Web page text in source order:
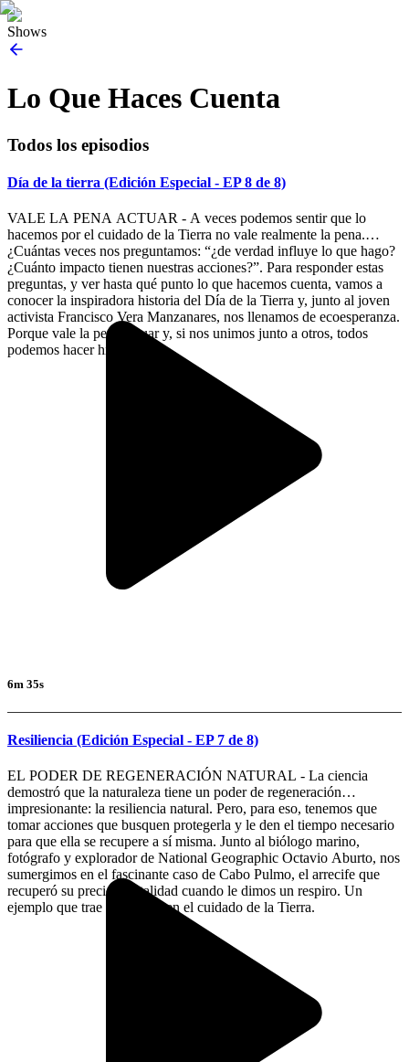
Shows
Lo Que Haces Cuenta
Todos los episodios
Día de la tierra (Edición Especial - EP 8 de 8)
VALE LA PENA ACTUAR - A veces podemos sentir que lo
hacemos por el cuidado de la Tierra no vale realmente la pena.
¿Cuántas veces nos preguntamos: “¿de verdad influye lo que hago?
¿Cuánto impacto tienen nuestras acciones?”. Para responder estas
preguntas, y ver hasta qué punto lo que hacemos cuenta, vamos a
conocer la inspiradora historia del Día de la Tierra y, junto al joven
activista Francisco Vera Manzanares, nos llenamos de ecoesperanza.
Porque vale la pena actuar y, si nos unimos junto a otros, todos
podemos hacer historia.
6m 35s
Resiliencia (Edición Especial - EP 7 de 8)
EL PODER DE REGENERACIÓN NATURAL - La ciencia
demostró que la naturaleza tiene un poder de regeneración
impresionante: la resiliencia natural. Pero, para eso, tenemos que
tomar acciones que busquen protegerla y le den el tiempo necesario
para que ella se recupere a sí misma. Junto al biólogo marino,
fotógrafo y explorador de National Geographic Octavio Aburto, nos
sumergimos en el fascinante caso de Cabo Pulmo, el arrecife que
recuperó su preciosa vitalidad cuando le dimos un respiro. Un
ejemplo que trae esperanza en el cuidado de la Tierra.